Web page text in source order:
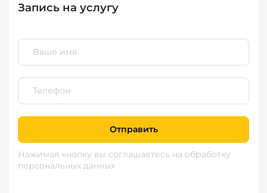
Запись на услугу
Отправить
Нажимая кнопку вы соглашаетесь на обработку
персональных данных